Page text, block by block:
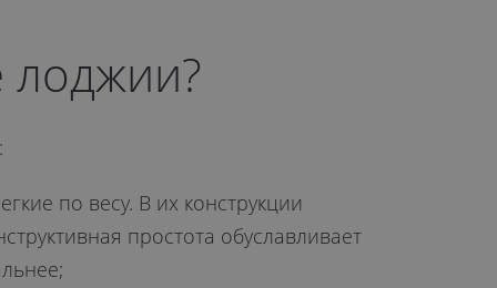
лоджии?
по весу. В их конструкции
простота обуславливает